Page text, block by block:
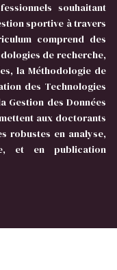
souhaitant
sportive à travers
comprend des
de recherche,
la Méthodologie de
des Technologies
Gestion des Données
aux doctorants
robustes en analyse,
et en publication